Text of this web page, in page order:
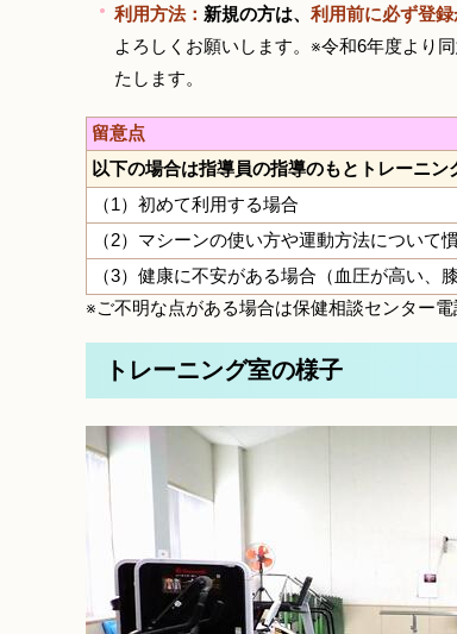
利用方法： 新規の方は、 利用前に必ず登録
よろしくお願いします。※令和6年度より
たします。
留意点
以下の場合は指導員の指導のもとトレーニン
（1）初めて利用する場合
（2）マシーンの使い方や運動方法について
（3）健康に不安がある場合（血圧が高い、
※ご不明な点がある場合は保健相談センター
トレーニング室の様子